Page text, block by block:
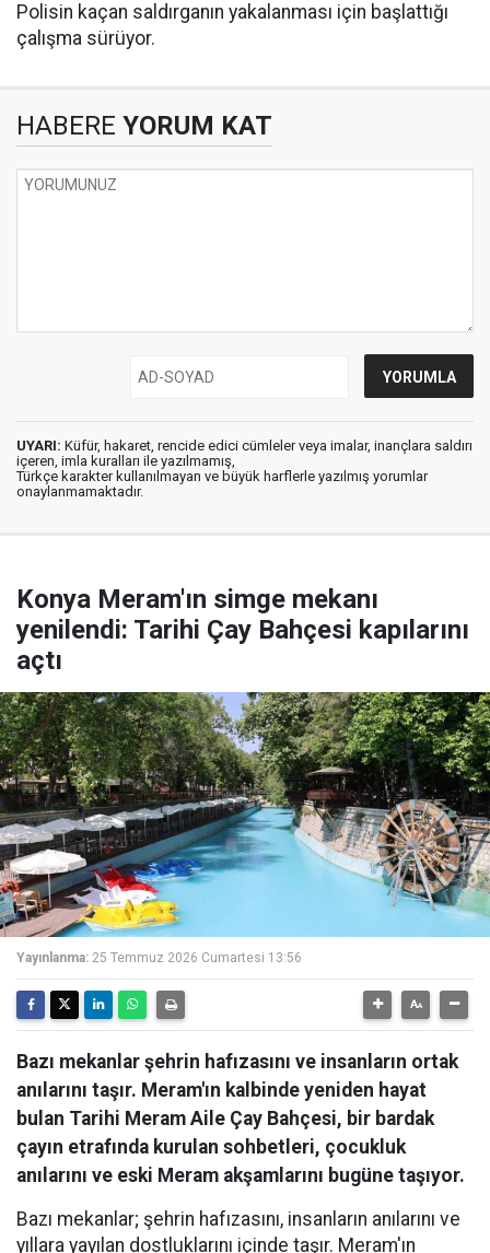
Polisin kaçan saldırganın yakalanması için başlattığı
çalışma sürüyor.
HABERE YORUM KAT
UYARI: Küfür, hakaret, rencide edici cümleler veya imalar, inançlara saldırı
içeren, imla kuralları ile yazılmamış,
Türkçe karakter kullanılmayan ve büyük harflerle yazılmış yorumlar
onaylanmamaktadır.
Konya Meram'ın simge mekanı
yenilendi: Tarihi Çay Bahçesi kapılarını
açtı
Yayınlanma: 25 Temmuz 2026 Cumartesi 13:56
Bazı mekanlar şehrin hafızasını ve insanların ortak
anılarını taşır. Meram'ın kalbinde yeniden hayat
bulan Tarihi Meram Aile Çay Bahçesi, bir bardak
çayın etrafında kurulan sohbetleri, çocukluk
anılarını ve eski Meram akşamlarını bugüne taşıyor.
Bazı mekanlar; şehrin hafızasını, insanların anılarını ve
yıllara yayılan dostluklarını içinde taşır. Meram'ın